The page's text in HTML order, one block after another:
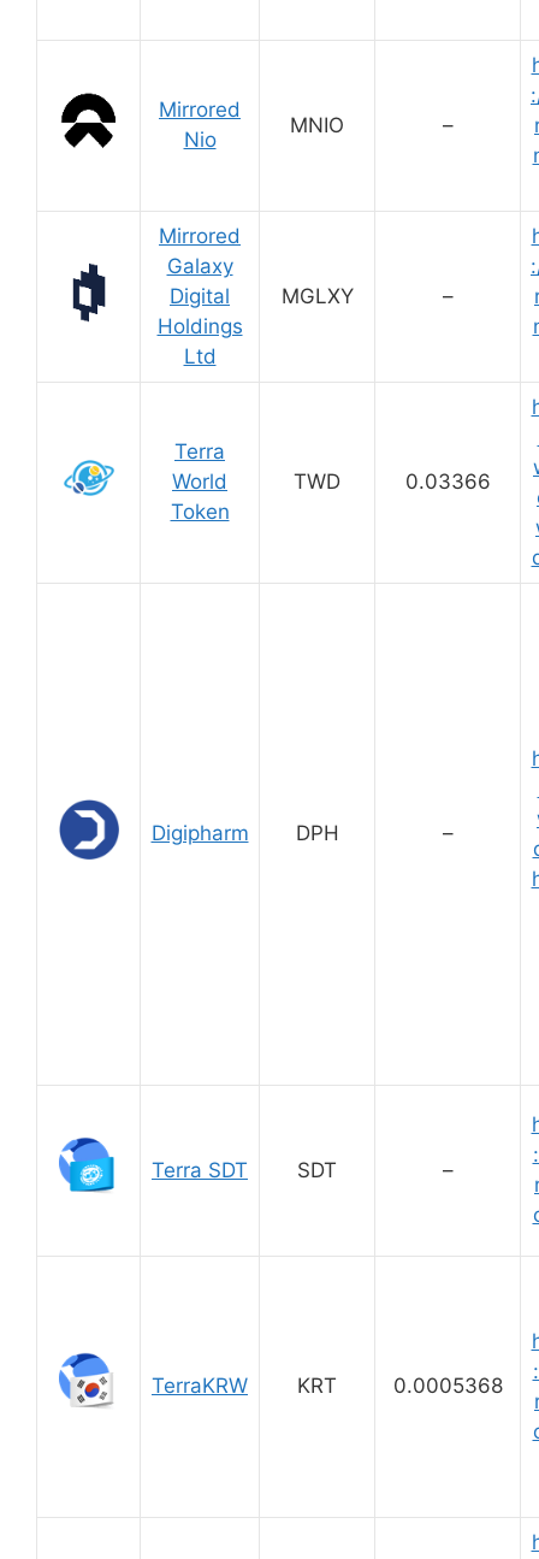
Mirrored
Nio
MNIO –
Mirrored
Galaxy
Digital
Holdings
Ltd
MGLXY –
Terra
World
Token
TWD 0.03366
Digipharm DPH –
Terra SDT SDT –
TerraKRW KRT 0.0005368